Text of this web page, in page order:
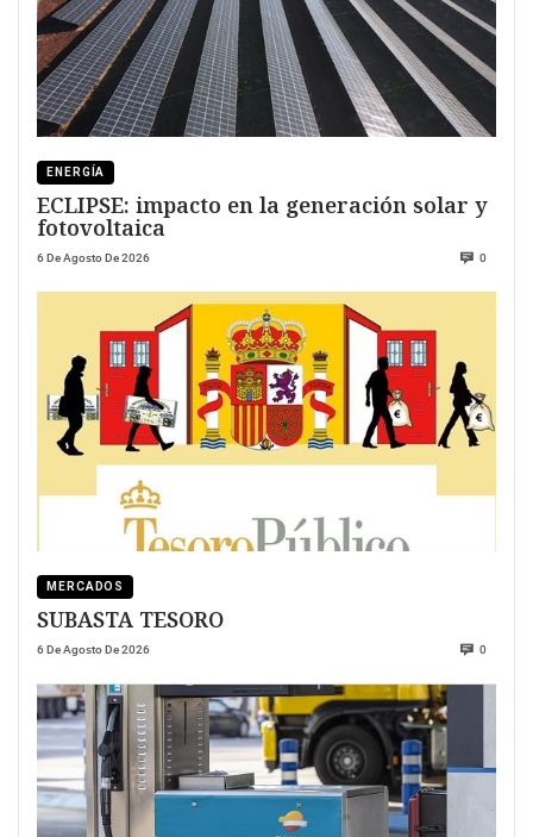
ENERGÍA
ECLIPSE: impacto en la generación solar y
fotovoltaica
6 De Agosto De 2026 0
MERCADOS
SUBASTA TESORO
6 De Agosto De 2026 0